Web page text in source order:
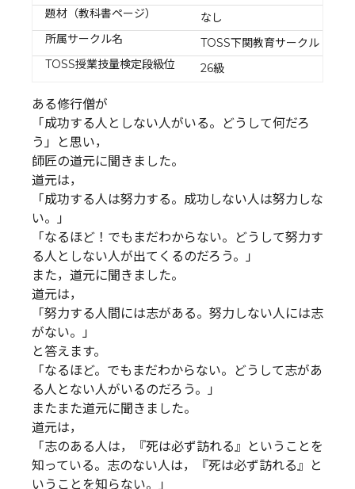
題材（教科書ページ）
なし
所属サークル名
TOSS下関教育サークル
TOSS授業技量検定段級位
26級
ある修行僧が
「成功する人としない人がいる。どうして何だろ
う」と思い，
師匠の道元に聞きました。
道元は，
「成功する人は努力する。成功しない人は努力しな
い。」
「なるほど！でもまだわからない。どうして努力す
る人としない人が出てくるのだろう。」
また，道元に聞きました。
道元は，
「努力する人間には志がある。努力しない人には志
がない。」
と答えます。
「なるほど。でもまだわからない。どうして志があ
る人とない人がいるのだろう。」
またまた道元に聞きました。
道元は，
「志のある人は，『死は必ず訪れる』ということを
知っている。志のない人は，『死は必ず訪れる』と
いうことを知らない。」